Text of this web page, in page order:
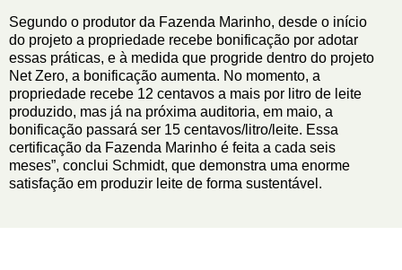
Segundo o produtor da Fazenda Marinho, desde o início
do projeto a propriedade recebe bonificação por adotar
essas práticas, e à medida que progride dentro do projeto
Net Zero, a bonificação aumenta. No momento, a
propriedade recebe 12 centavos a mais por litro de leite
produzido, mas já na próxima auditoria, em maio, a
bonificação passará ser 15 centavos/litro/leite. Essa
certificação da Fazenda Marinho é feita a cada seis
meses”, conclui Schmidt, que demonstra uma enorme
satisfação em produzir leite de forma sustentável.